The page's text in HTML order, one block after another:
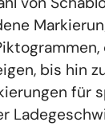
bis hin
für